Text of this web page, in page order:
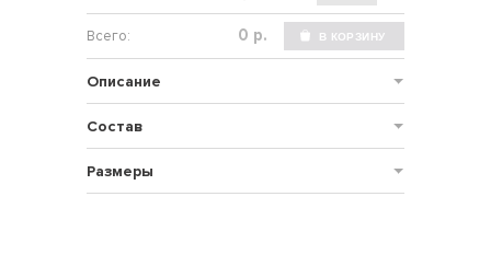
р.
Описание
Состав
Размеры